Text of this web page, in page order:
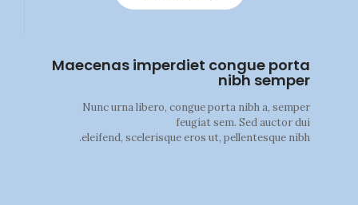
Maecenas imperdiet congue porta
nibh semper
Nunc urna libero, congue porta nibh a, semper
feugiat sem. Sed auctor dui
eleifend, scelerisque eros ut, pellentesque nibh.